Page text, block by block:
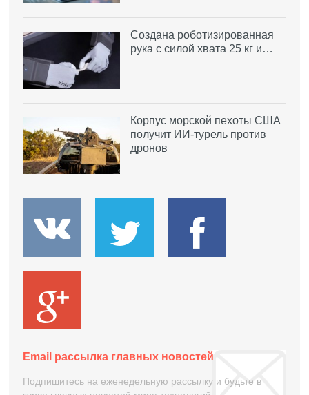
Создана роботизированная
рука с силой хвата 25 кг и…
Корпус морской пехоты США
получит ИИ-турель против
дронов
Email рассылка главных новостей
Подпишитесь на еженедельную рассылку и будьте в